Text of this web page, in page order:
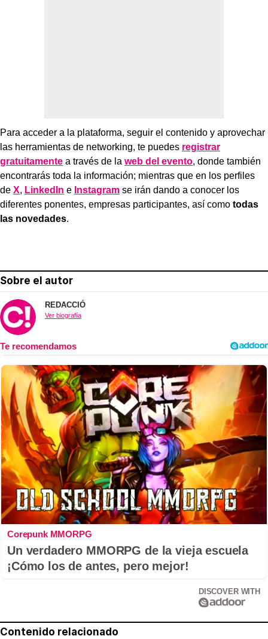
Para acceder a la plataforma, seguir el contenido y aprovechar
las herramientas de networking, te puedes registrar
gratuitamente a través de la web del evento, donde también
encontrarás toda la información; mientras que en los perfiles
de X, LinkedIn e Instagram se irán dando a conocer los
diferentes ponentes, empresas participantes, así como todas
las novedades.
Sobre el autor
REDACCIÓ
Ver biografía
Corepunk MMORPG
Un verdadero MMORPG de la vieja escuela
¡Cómo los de antes, pero mejor!
DISCOVER WITH
Contenido relacionado